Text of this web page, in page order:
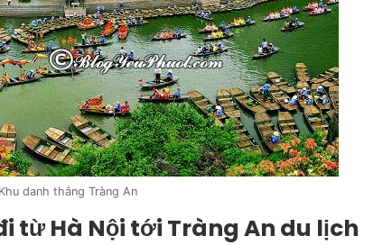
Khu danh thắng Tràng An
từ Hà Nội tới Tràng An du lịch